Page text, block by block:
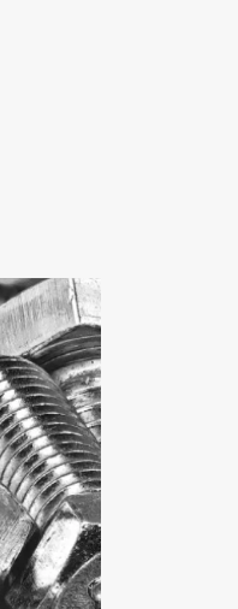
理薬品